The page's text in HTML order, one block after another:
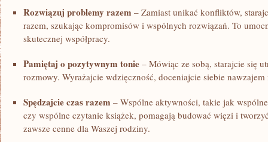
Rozwiązuj ​problemy razem – Zamiast unikać konfliktów,
razem, szukając kompromisów i wspólnych rozwiązań.‌ To‌
skutecznej⁣ współpracy.
Pamiętaj o pozytywnym tonie – Mówiąc ze sobą,⁤ starajcie się
rozmowy. Wyrażajcie wdzięczność, doceniajcie ‍siebie
Spędzajcie czas razem – Wspólne aktywności, takie jak
czy wspólne czytanie książek, ⁤pomagają ‌budować więzi ⁢i
zawsze cenne dla Waszej⁤ rodziny.